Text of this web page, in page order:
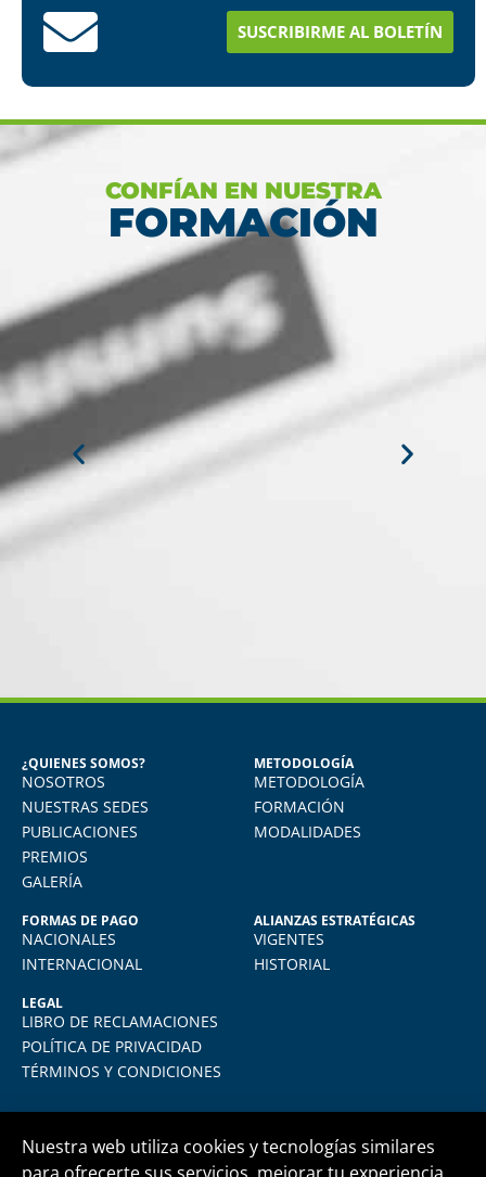
estudios en menos tiempo
SUSCRIBIRME AL BOLETÍN
CONFÍAN EN NUESTRA
FORMACIÓN
GÓNGORA
Vivo en Arequipa y llevé el diploma con
total comodidad desde mi casa. La
plataforma virtual de FIDE es muy intuitiva
y muy amigable. La enseñanza virtual es
¿QUIENES SOMOS?
NOSOTROS
NUESTRAS SEDES
PUBLICACIONES
PREMIOS
GALERÍA
METODOLOGÍA
METODOLOGÍA
FORMACIÓN
MODALIDADES
FORMAS DE PAGO
NACIONALES
INTERNACIONAL
ALIANZAS ESTRATÉGICAS
VIGENTES
HISTORIAL
LEGAL
LIBRO DE RECLAMACIONES
POLÍTICA DE PRIVACIDAD
TÉRMINOS Y CONDICIONES
Nuestra web utiliza cookies y tecnologías similares